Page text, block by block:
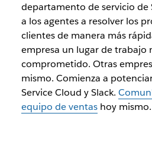
departamento de servicio de
a los agentes a resolver los
clientes de manera más
empresa un lugar de trabajo
comprometido. Otras
mismo. Comienza a
Service Cloud y Slack.
equipo de ventashoy mismo.